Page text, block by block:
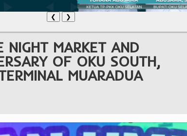
❮ ❯
NIGHT MARKET AND
OF OKU SOUTH,
MUARADUA